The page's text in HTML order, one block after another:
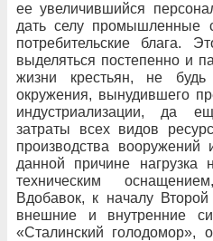
ее увеличившийся
дать селу промышленные
потребительские блага.
выделяться постепенно и
жизни крестьян, не будь
окружения, вынудившего
индустриализации, да
затраты всех видов
производства
данной причине
техническим
Вдобавок, к началу Второй
внешние и внутренние
«Сталинский голодомор»,